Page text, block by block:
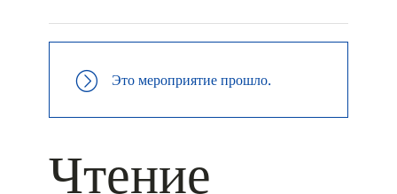
Это мероприятие прошло.
Чтение